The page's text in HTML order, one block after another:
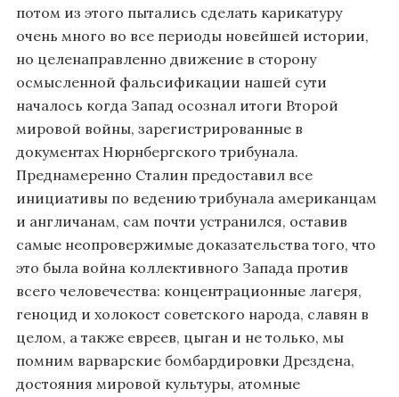
потом из этого пытались сделать карикатуру
очень много во все периоды новейшей истории,
но целенаправленно движение в сторону
осмысленной фальсификации нашей сути
началось когда Запад осознал итоги Второй
мировой войны, зарегистрированные в
документах Нюрнбергского трибунала.
Преднамеренно Сталин предоставил все
инициативы по ведению трибунала американцам
и англичанам, сам почти устранился, оставив
самые неопровержимые доказательства того, что
это была война коллективного Запада против
всего человечества: концентрационные лагеря,
геноцид и холокост советского народа, славян в
целом, а также евреев, цыган и не только, мы
помним варварские бомбардировки Дрездена,
достояния мировой культуры, атомные